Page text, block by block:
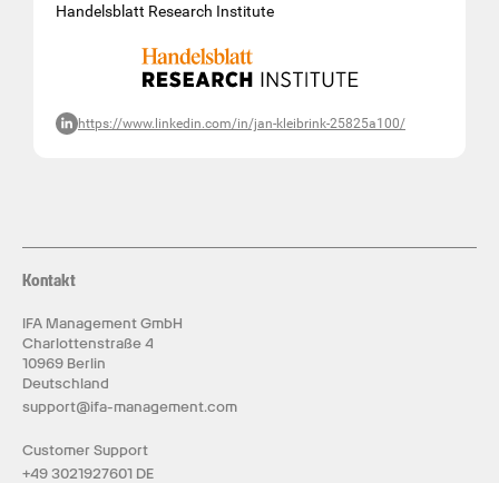
Handelsblatt Research Institute
https://www.linkedin.com/in/jan-kleibrink-25825a100/
Kontakt
IFA Management GmbH
Charlottenstraße 4
10969 Berlin
Deutschland
support@ifa-management.com
Customer Support
+49 3021927601 DE